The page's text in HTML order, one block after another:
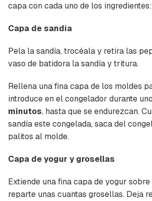
capa con cada uno de los ingredientes:
Capa de sandía
Pela la sandía, trocéala y retira las
vaso de batidora la sandía y tritura.
Rellena una fina capa de los moldes
introduce en el congelador durante
minutos, hasta que se endurezcan.
sandía este congelada, saca del
palitos al molde.
Capa de yogur y grosellas
Extiende una fina capa de yogur
reparte unas cuantas grosellas. Deja